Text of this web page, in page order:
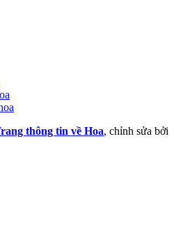
thông tin về Hoa, chỉnh sửa bởi